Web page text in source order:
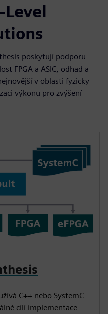
poskytují podporu
FPGA a ASIC, odhad a
v oblasti fyzicky
výkonu pro zvýšení
C++ nebo SystemC
cílí implementace